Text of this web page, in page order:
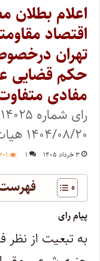
اعلام بطلان
اقتصاد
تهران
حکم قضایی
مفادی
۱۴۰۴/۰۸/۲۰ هیات عمومی دیوان عدالت اداری
۳ خرداد ۱۴۰۵ ۱ ۲۰۱
پیام رای
به تبعیت از